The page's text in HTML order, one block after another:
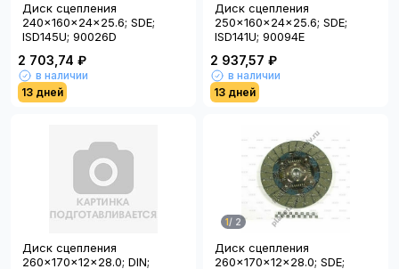
Диск сцепления
240x160x24x25.6; SDE;
ISD145U; 90026D
2 703,74 ₽
в наличии
13 дней
Диск сцепления
250x160x24x25.6; SDE;
ISD141U; 90094E
2 937,57 ₽
в наличии
13 дней
Диск сцепления
260x170x12x28.0; DIN;
1/ 2
Диск сцепления
260x170x12x28.0; SDE;